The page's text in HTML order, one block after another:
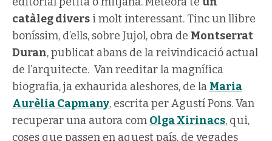
catàleg divers i molt interessant. Tinc un llibre
boníssim, d’ells, sobre Jujol, obra de Montserrat
Duran, publicat abans de la reivindicació actual
de l’arquitecte. Van reeditar la magnífica
biografia, ja exhaurida aleshores, de la Maria
Aurèlia Capmany, escrita per Agustí Pons. Van
recuperar una autora com Olga Xirinacs, qui,
coses que passen en aquest país, de vegades